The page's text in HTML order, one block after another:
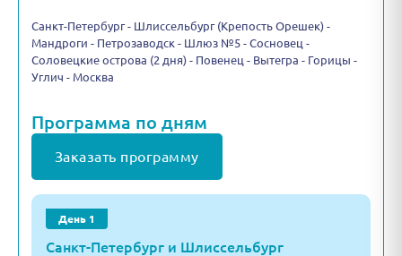
Санкт-Петербург - Шлиссельбург (Крепость Орешек) -
Мандроги - Петрозаводск - Шлюз №5 - Сосновец -
Соловецкие острова (2 дня) - Повенец - Вытегра - Горицы -
Углич - Москва
Программа по дням
Заказать программу
День 1
Санкт-Петербург и Шлиссельбург